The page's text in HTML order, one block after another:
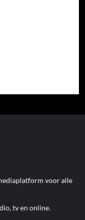
voor alle
tv en online.